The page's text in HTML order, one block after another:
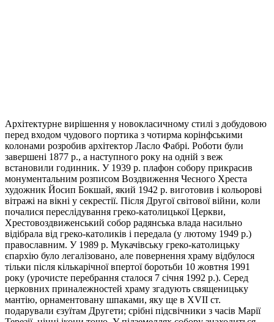
Архітектурне вирішення у новокласичному стилі з добудовою
перед входом чудового портика з чотирма корінфськими
колонами розробив архітектор Ласло Фабрі. Роботи були
завершені 1877 р., а наступного року на одній з веж
встановили годинник. У 1939 р. плафон собору прикрасив
монументальним розписом Воздвиження Чесного Хреста
художник Йосип Бокшай, який 1942 р. виготовив і кольорові
вітражі на вікні у секрестії. Після Другої світової війни, коли
почалися переслідування греко-католицької Церкви,
Хрестовоздвиженський собор радянська влада насильно
відібрала від греко-католиків і передала (у лютому 1949 р.)
православним. У 1989 р. Мукачівську греко-католицьку
єпархію було легалізовано, але повернення храму відбулося
тільки після кількарічної впертої боротьби 10 жовтня 1991
року (урочисте перебрання сталося 7 січня 1992 р.). Серед
церковних приналежностей храму згадують священицьку
мантію, орнаментовану шпаками, яку ще в XVII ст.
подарували єзуїтам Другети; срібні підсвічники з часів Марії